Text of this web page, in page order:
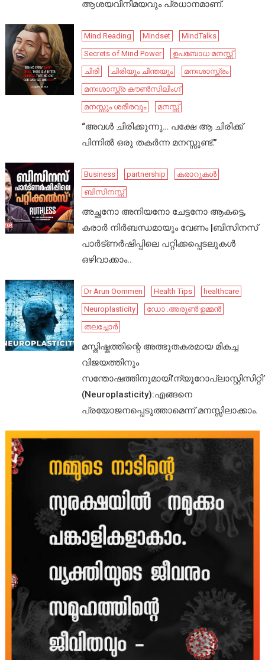
ആശയവിനിമയവും പ്രധാനമാണ്.
Mind Reading Mindset
MindTalks
Secrets of Mind Power
ഉപബോധ മനസ്സ്
ചിരി
ചിരിയും ചിന്തയും
മനഃശാസ്ത്രം
മനഃശാസ്ത്ര കൗൺസിലിംഗ്
മനസ്സും ശരീരവും
മനസ്സ്
“അവൾ ചിരിക്കുന്നു… പക്ഷേ ആ ചിരിക്ക്
പിന്നിൽ ഒരു തകർന്ന മനസ്സുണ്ട്.”
Business partnership
കരാറുകൾ
ബിസിനസ്സ്
അച്ഛനോ അനിയനോ ചേട്ടനോ ആകട്ടെ,
കരാർ നിർബന്ധമായും വേണം |ബിസിനസ്
പാർട്ണർഷിപ്പിലെ പറ്റിക്കപ്പെടലുകൾ
ഒഴിവാക്കാം..
Dr Arun Oommen Health Tips
healthcare
Neuroplasticity
ഡോ .അരുൺ ഉമ്മൻ
തലച്ചോർ
മസ്തിഷ്കത്തിന്റെ അത്ഭുതകരമായ മികച്ച
വിജയത്തിനും
സന്തോഷത്തിനുമായി’ന്യൂറോപ്ലാസ്റ്റിസിറ്റി’
(Neuroplasticity):എങ്ങനെ
പ്രയോജനപ്പെടുത്താമെന്ന് മനസ്സിലാക്കാം.